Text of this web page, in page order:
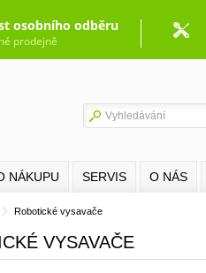
osobního odběru
prodejně
NÁKUPU SERVIS O NÁS
Robotické vysavače
VYSAVAČE